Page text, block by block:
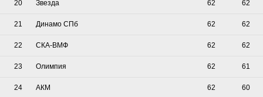
20 Звезда 62 62
21 Динамо СПб 62 62
22 СКА-ВМФ 62 62
23 Олимпия 62 61
24 АКМ 62 60